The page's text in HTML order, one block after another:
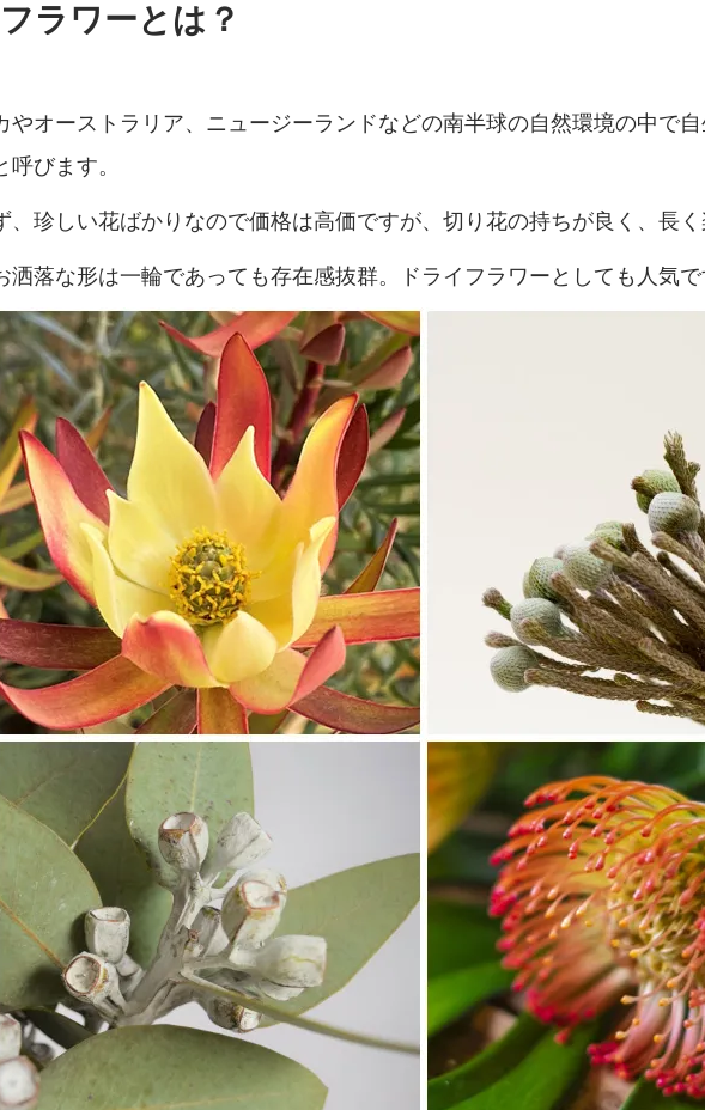
ラワーとは？
やオーストラリア、ニュージーランドなどの南半球の自然環境の中で
びます。
、珍しい花ばかりなので価格は高価ですが、切り花の持ちが良く、長く
洒落な形は一輪であっても存在感抜群。ドライフラワーとしても人気で